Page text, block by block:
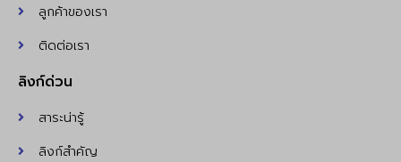
ลูกค้าของเรา
ติดต่อเรา
ลิงก์ด่วน
สาระน่ารู้
ลิงก์สำคัญ